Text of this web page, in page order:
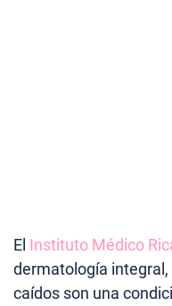
El Instituto Médico
dermatología
caídos son una